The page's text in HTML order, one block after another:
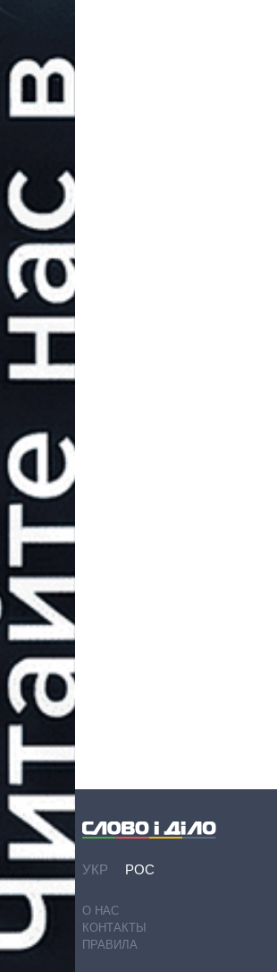
УКР РОС
О НАС
КОНТАКТЫ
ПРАВИЛА